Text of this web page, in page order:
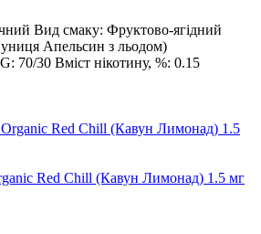
Вид смаку: Фруктово-ягідний
Апельсин з льодом)
70/30 Вміст нікотину, %: 0.15
Red Chill (Кавун Лимонад) 1.5 мг